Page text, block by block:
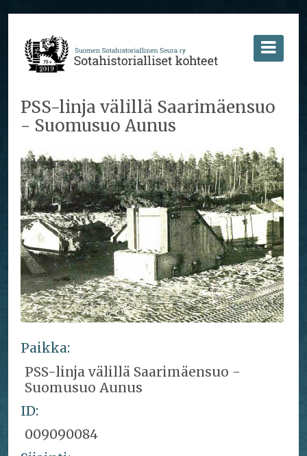
PSS-linja välillä Saarimäensuo
- Suomusuo Aunus
Paikka:
PSS-linja välillä Saarimäensuo -
Suomusuo Aunus
ID:
009090084